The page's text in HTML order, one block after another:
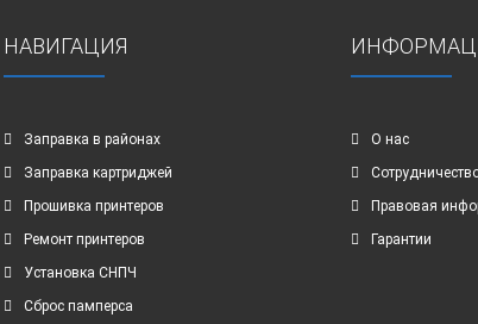
НАВИГАЦИЯ
Заправка в районах
Заправка картриджей
Прошивка принтеров
Ремонт принтеров
Установка СНПЧ
Сброс памперса
О нас
Правовая
Гарантии